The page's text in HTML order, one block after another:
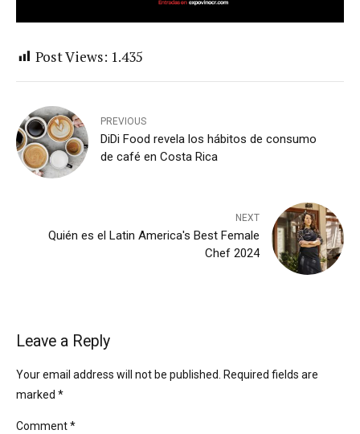
Post Views: 1.435
PREVIOUS
DiDi Food revela los hábitos de consumo
de café en Costa Rica
NEXT
Quién es el Latin America's Best Female
Chef 2024
Leave a Reply
Your email address will not be published. Required fields are
marked *
Comment*